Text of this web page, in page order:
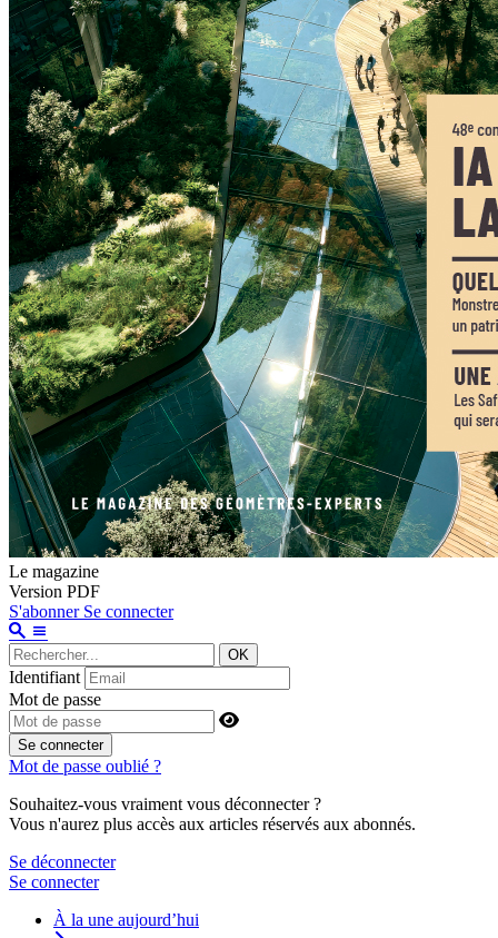
Le magazine
Version PDF
S'abonner Se connecter
OK
Identifiant
Mot de passe
Se connecter
Mot de passe oublié ?
Souhaitez-vous vraiment vous déconnecter ?
Vous n'aurez plus accès aux articles réservés aux abonnés.
Se déconnecter
Se connecter
À la une aujourd’hui